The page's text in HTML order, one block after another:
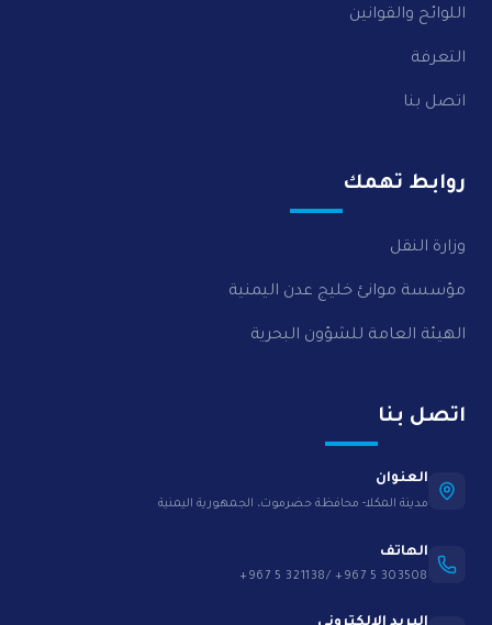
اللوائح والقوانين
التعرفة
اتصل بنا
روابط تهمك
وزارة النقل
مؤسسة موانئ خليج عدن اليمنية
الهيئة العامة للشؤون البحرية
اتصل بنا
العنوان
مدينة المكلا- محافظة حضرموت، الجمهورية اليمنية
الهاتف
+967 5 321138/ +967 5 303508